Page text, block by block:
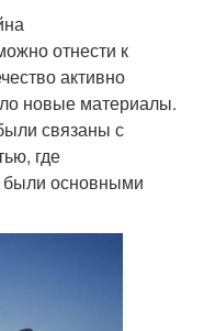
отнести к
активно
новые материалы.
связаны с
где
были основными